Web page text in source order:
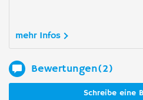
mehr Infos
Bewertungen(2)
Schreibe eine